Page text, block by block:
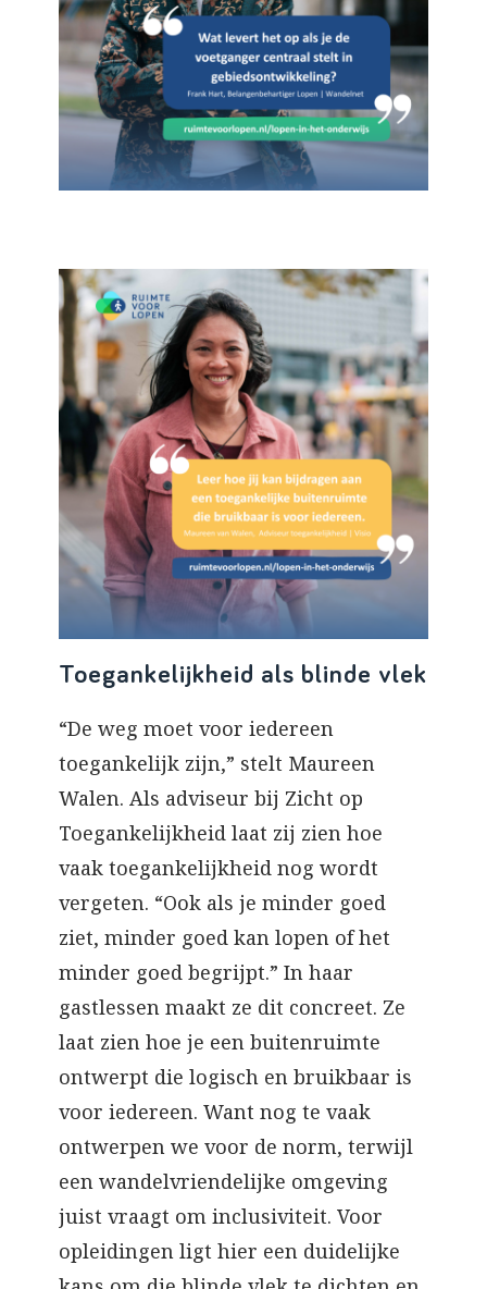
Toegankelijkheid als blinde vlek
“De weg moet voor iedereen
toegankelijk zijn,” stelt Maureen
Walen. Als adviseur bij Zicht op
Toegankelijkheid laat zij zien hoe
vaak toegankelijkheid nog wordt
vergeten. “Ook als je minder goed
ziet, minder goed kan lopen of het
minder goed begrijpt.” In haar
gastlessen maakt ze dit concreet. Ze
laat zien hoe je een buitenruimte
ontwerpt die logisch en bruikbaar is
voor iedereen. Want nog te vaak
ontwerpen we voor de norm, terwijl
een wandelvriendelijke omgeving
juist vraagt om inclusiviteit. Voor
opleidingen ligt hier een duidelijke